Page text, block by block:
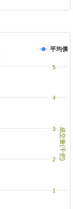
成交量(千把)
平均價
1
2
3
4
5